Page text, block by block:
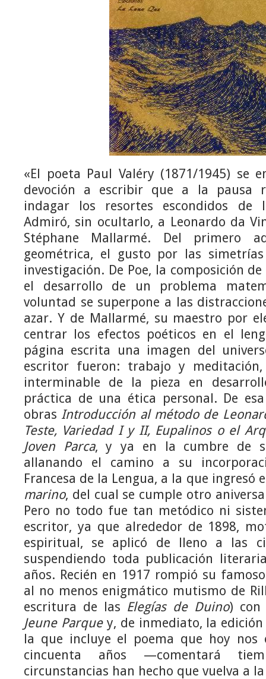
«El poeta Paul Valéry (1871/1945) se
devoción a escribir que a la pausa
indagar los resortes escondidos de
Admiró, sin ocultarlo, a Leonardo da
Stéphane Mallarmé. Del primero
geométrica, el gusto por las
investigación. De Poe, la composición
el desarrollo de un problema
voluntad se superpone a las
azar. Y de Mallarmé, su maestro por
centrar los efectos poéticos en el
página escrita una imagen del
escritor fueron: trabajo y
interminable de la pieza en
práctica de una ética personal. De
obras Introducción al método de
Teste, Variedad I y II, Eupalinos o el
Joven Parca, y ya en la cumbre de
allanando el camino a su
Francesa de la Lengua, a la que ingresó
marino, del cual se cumple otro
Pero no todo fue tan metódico ni
escritor, ya que alrededor de 1898,
espiritual, se aplicó de lleno a las
suspendiendo toda publicación
años. Recién en 1917 rompió su
al no menos enigmático mutismo de
escritura de las Elegías de Duino) con
Jeune Parquey, de inmediato, la
la que incluye el poema que hoy nos
cincuenta años —comentará
circunstancias han hecho que vuelva a la